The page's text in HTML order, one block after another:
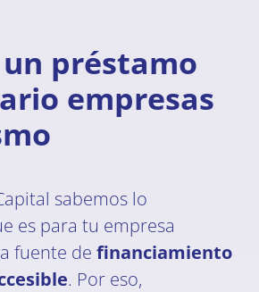
préstamo
empresas
sabemos lo
es para tu empresa
fuente de financiamiento
. Por eso,